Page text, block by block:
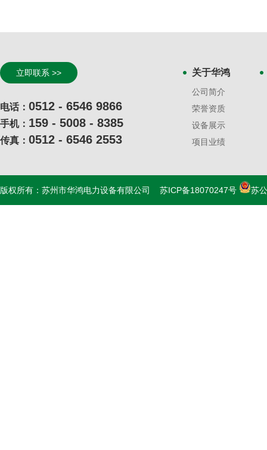
立即联系 >>
电话： 0512 - 6546 9866
手机： 159 - 5008 - 8385
传真： 0512 - 6546 2553
关于华鸿
公司简介
荣誉资质
设备展示
项目业绩
版权所有：苏州市华鸿电力设备有限公司 苏ICP备18070247号 苏